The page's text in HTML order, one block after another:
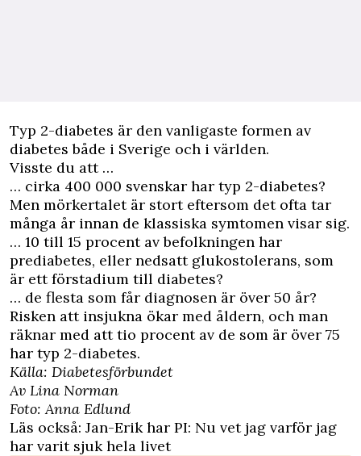
Typ 2-diabetes är den vanligaste formen av
diabetes både i Sverige och i världen.
Visste du att …
… cirka 400 000 svenskar har typ 2-diabetes?
Men mörkertalet är stort eftersom det ofta tar
många år innan de klassiska symtomen visar sig.
… 10 till 15 procent av befolkningen har
prediabetes, eller nedsatt glukostolerans, som
är ett förstadium till diabetes?
… de flesta som får diagnosen är över 50 år?
Risken att insjukna ökar med åldern, och man
räknar med att tio procent av de som är över 75
har typ 2-diabetes.
Källa: Diabetesförbundet
Av Lina Norman
Foto: Anna Edlund
Läs också: Jan-Erik har PI: Nu vet jag varför jag
har varit sjuk hela livet